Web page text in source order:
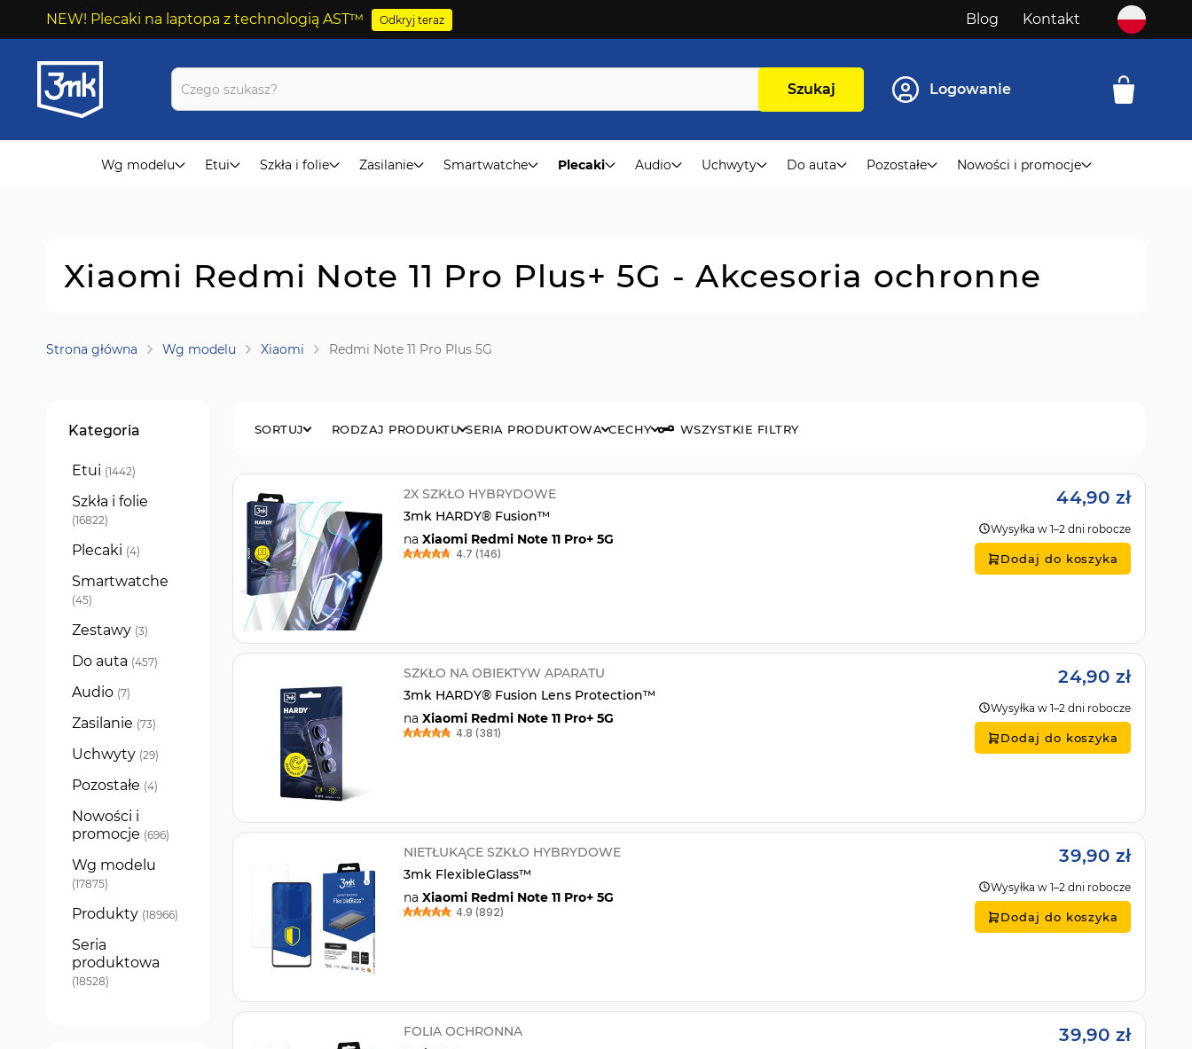
NEW! Plecaki na laptopa z technologią AST™ Odkryj teraz
Przejdź
do
treści
Blog Kontakt
Szukaj Logowanie
Wg modelu Etui Szkła i folie Zasilanie Smartwatche Plecaki Audio Uchwyty Do auta Pozostałe Nowości i promocje
Xiaomi Redmi Note 11 Pro Plus+ 5G - Akcesoria ochronne
Strona główna Wg modelu Xiaomi Redmi Note 11 Pro Plus 5G
RODZAJ PRODUKTU SERIA PRODUKTOWA CECHY WSZYSTKIE FILTRY
SORTUJ
2X SZKŁO HYBRYDOWE
3mk HARDY® Fusion™
na Xiaomi Redmi Note 11 Pro+ 5G
4.7 (146)
44,90 zł
Wysyłka w 1–2 dni robocze
Dodaj do koszyka
SZKŁO NA OBIEKTYW APARATU
3mk HARDY® Fusion Lens Protection™
na Xiaomi Redmi Note 11 Pro+ 5G
4.8 (381)
24,90 zł
Wysyłka w 1–2 dni robocze
Dodaj do koszyka
NIETŁUKĄCE SZKŁO HYBRYDOWE
3mk FlexibleGlass™
na Xiaomi Redmi Note 11 Pro+ 5G
4.9 (892)
39,90 zł
Wysyłka w 1–2 dni robocze
Dodaj do koszyka
FOLIA OCHRONNA
39,90 zł
Kategoria
Etui 1442
produkty
Szkła i folie
16822
produkty
Plecaki 4
produkty
Smartwatche
45
produkty
Zestawy 3
produkty
Do auta 457
produkty
Audio 7
produkty
Zasilanie 73
produkty
Uchwyty 29
produkty
Pozostałe 4
produkty
Nowości i
promocje 696
produkty
Wg modelu
17875
produkty
Produkty 18966
produkty
Seria
produktowa
18528
produkty